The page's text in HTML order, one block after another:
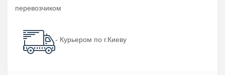
перевозчиком
- Курьером по г.Киеву